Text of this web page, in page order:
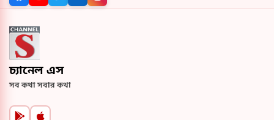
চ্যানেল এস
সব কথা সবার কথা